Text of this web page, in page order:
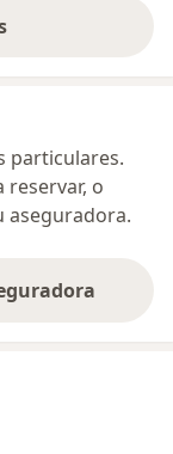
particulares.
o
aseguradora.